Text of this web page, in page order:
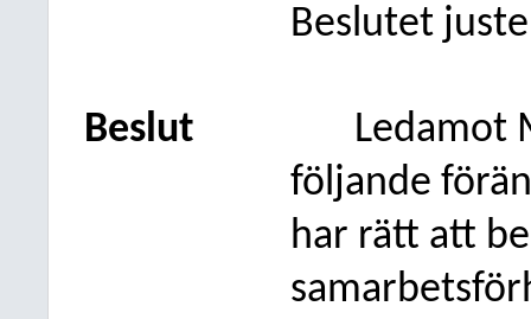
Beslutet
Beslut
Ledamot
följande
har rätt att